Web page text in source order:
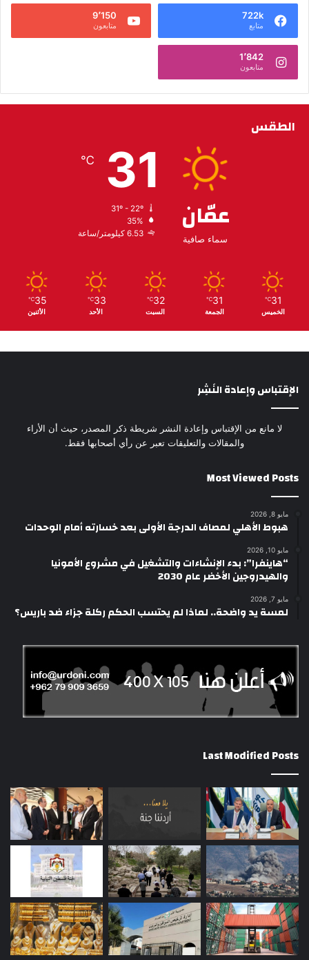
722k
متابع
9٬150
متابعون
1٬842
متابعون
الطقس
عمّان
سماء صافية
31
℃
35%
6.53 كيلومتر/ساعة
31
℃
الخميس
31
℃
الجمعة
32
℃
السبت
33
℃
الأحد
35
℃
الأثنين
الإقتباس وإعادة النَشِر
لا مانع من الإقتباس وإعادة النشر شريطة ذكر المصدر، حيث أن الأراء
والمقالات والتعليقات تعبر عن رأي أصحابها فقط.
Most Viewed Posts
مايو 8, 2026
هبوط الأهلي لمصاف الدرجة الأولى بعد خسارته أمام الوحدات
مايو 10, 2026
“هاينفرا”: بدء الإنشاءات والتشغيل في مشروع الأمونيا
والهيدروجين الأخضر عام 2030
مايو 7, 2026
لمسة يد واضحة.. لماذا لم يحتسب الحكم ركلة جزاء ضد باريس؟
Last Modified Posts